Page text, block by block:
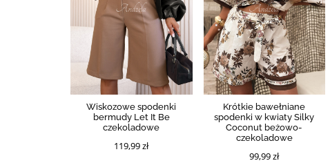
Wiskozowe spodenki
bermudy Let It Be
czekoladowe
119,99 zł
Krótkie bawełniane
spodenki w kwiaty Silky
Coconut beżowo-
czekoladowe
99,99 zł